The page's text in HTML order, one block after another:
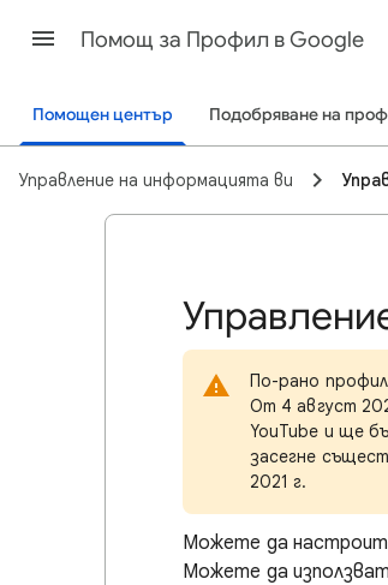
Помощ за Профил в Google
Помощен център Подобряване на
Управление на информацията ви
По-рано
От 4 август
YouTube и ще
засегне
2021 г.
Можете да
Можете да